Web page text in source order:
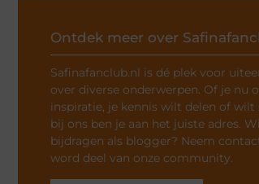
Ontdek meer over
Safinafanclub.nl is dé plek voor
over diverse onderwerpen. Of je nu
inspiratie, je kennis wilt delen of wilt
bij ons ben je aan het juiste adres.
bijdragen als blogger? Neem
word deel van onze community.